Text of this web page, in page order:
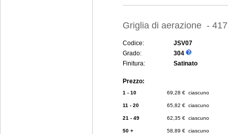
Griglia di aerazione -
Codice:
JSV07
Grado:
304
Finitura:
Satinato
Prezzo:
1 - 10 69,28 € ciascuno
11 - 20 65,82 € ciascuno
21 - 49 62,35 € ciascuno
50 + 58,89 € ciascuno